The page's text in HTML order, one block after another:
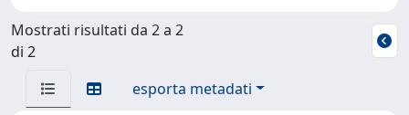
Mostrati risultati da 2 a 2
di 2
esporta metadati